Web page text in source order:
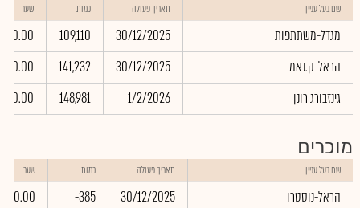
שם בעל עניין תאריך פעולה כמות שער
מגדל-משתתפות 30/12/2025
109,110
0.00
הראל-ק.נאמ
30/12/2025
141,232
0.00
גינזבורג רונן
1/2/2026
148,981
0.00
מוכרים
שם בעל עניין תאריך פעולה כמות שער
הראל-נוסטרו 30/12/2025
-385
0.00